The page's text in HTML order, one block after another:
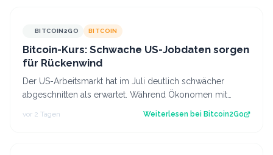
BITCOIN2GO BITCOIN
Bitcoin-Kurs: Schwache US-Jobdaten sorgen
für Rückenwind
Der US-Arbeitsmarkt hat im Juli deutlich schwächer
abgeschnitten als erwartet. Während Ökonomen mit
vor 2 Tagen Weiterlesen bei Bitcoin2Go